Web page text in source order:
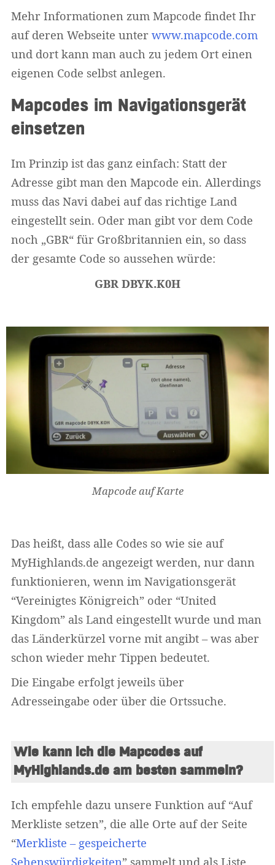
Mehr Informationen zum Mapcode findet Ihr
auf deren Webseite unter www.mapcode.com
und dort kann man auch zu jedem Ort einen
eigenen Code selbst anlegen.
Mapcodes im Navigationsgerät
einsetzen
Im Prinzip ist das ganz einfach: Statt der
Adresse gibt man den Mapcode ein. Allerdings
muss das Navi dabei auf das richtige Land
eingestellt sein. Oder man gibt vor dem Code
noch „GBR“ für Großbritannien ein, so dass
der gesamte Code so aussehen würde:
GBR DBYK.K0H
Mapcode auf Karte
Das heißt, dass alle Codes so wie sie auf
MyHighlands.de angezeigt werden, nur dann
funktionieren, wenn im Navigationsgerät
“Vereinigtes Königreich” oder “United
Kingdom” als Land eingestellt wurde und man
das Länderkürzel vorne mit angibt – was aber
schon wieder mehr Tippen bedeutet.
Die Eingabe erfolgt jeweils über
Adresseingabe oder über die Ortssuche.
Wie kann ich die Mapcodes auf
MyHighlands.de am besten sammeln?
Ich empfehle dazu unsere Funktion auf “Auf
Merkliste setzen”, die alle Orte auf der Seite
“Merkliste – gespeicherte
Sehenswürdigkeiten” sammelt und als Liste